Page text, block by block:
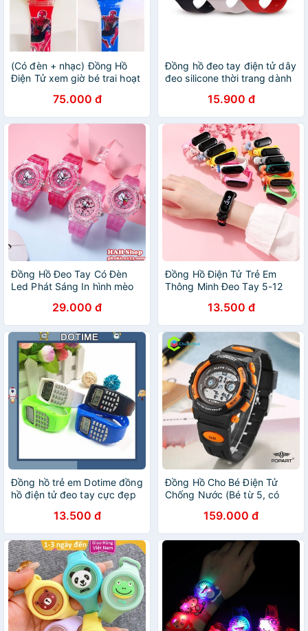
(Có đèn + nhạc) Đồng Hồ
Điện Tử xem giờ bé trai hoạt
75.000 đ
Đồng hồ đeo tay điện tử dây
đeo silicone thời trang dành
15.900 đ
Đồng Hồ Đeo Tay Có Đèn
Led Phát Sáng In hình mèo
sáng siêu dễ thương
29.000 đ
Đồng Hồ Điện Tử Trẻ Em
Thông Minh Đeo Tay 5-12
13.500 đ
Đồng hồ trẻ em Dotime đồng
hồ điện tử đeo tay cực đẹp
13.500 đ
Đồng Hồ Cho Bé Điện Tử
Chống Nước (Bé từ 5, có
159.000 đ